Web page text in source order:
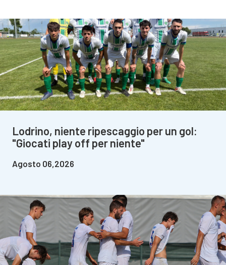
Lodrino, niente ripescaggio per un gol:
"Giocati play off per niente"
Agosto 06,2026